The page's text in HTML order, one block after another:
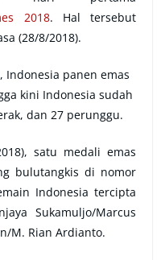
2018. Hal tersebut
(28/8/2018).
Indonesia panen emas
kini Indonesia sudah
dan 27 perunggu.
satu medali emas
bulutangkis di nomor
Indonesia tercipta
Sukamuljo/Marcus
M. Rian Ardianto.